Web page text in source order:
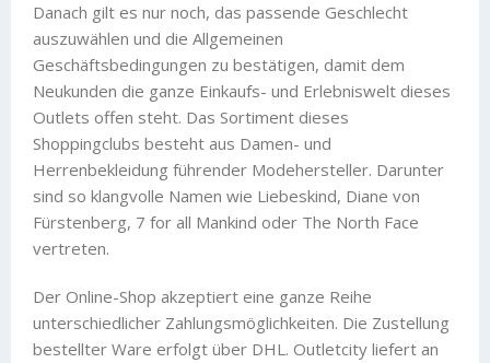
Danach gilt es nur noch, das passende Geschlecht
auszuwählen und die Allgemeinen
Geschäftsbedingungen zu bestätigen, damit dem
Neukunden die ganze Einkaufs- und Erlebniswelt dieses
Outlets offen steht. Das Sortiment dieses
Shoppingclubs besteht aus Damen- und
Herrenbekleidung führender Modehersteller. Darunter
sind so klangvolle Namen wie Liebeskind, Diane von
Fürstenberg, 7 for all Mankind oder The North Face
vertreten.
Der Online-Shop akzeptiert eine ganze Reihe
unterschiedlicher Zahlungsmöglichkeiten. Die Zustellung
bestellter Ware erfolgt über DHL. Outletcity liefert an